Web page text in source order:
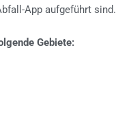
App aufgeführt sind.
Gebiete: